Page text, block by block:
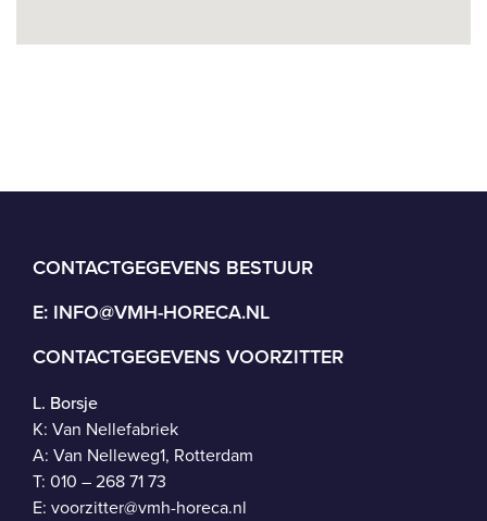
CONTACTGEGEVENS BESTUUR
E: INFO@VMH-HORECA.NL
CONTACTGEGEVENS VOORZITTER
L. Borsje
K: Van Nellefabriek
A: Van Nelleweg1, Rotterdam
T: 010 – 268 71 73
E: voorzitter@vmh-horeca.nl